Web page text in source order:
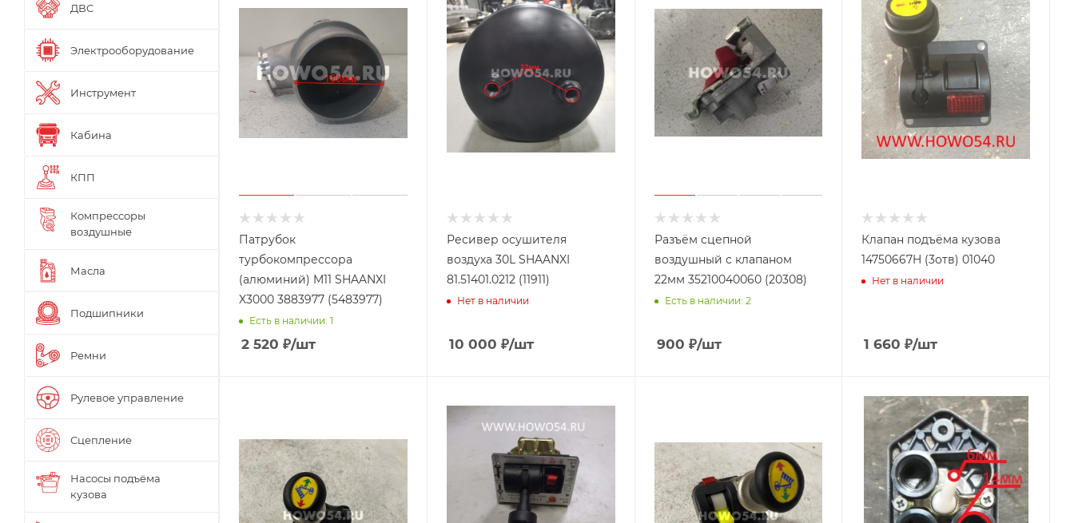
Патрубок
турбокомпрессора
(алюминий) M11 SHAANXI
X3000 3883977 (5483977)
Есть в наличии: 1
2 520 ₽/шт
Ресивер осушителя
воздуха 30L SHAANXI
81.51401.0212 (11911)
Нет в наличии
10 000 ₽/шт
Разъём сцепной
воздушный с клапаном
22мм 35210040060 (20308)
Есть в наличии: 2
900 ₽/шт
Клапан подъёма кузова
14750667H (3отв) 01040
Нет в наличии
1 660 ₽/шт
ДВС
Электрооборудование
Инструмент
Кабина
КПП
Компрессоры
воздушные
Масла
Подшипники
Ремни
Рулевое управление
Сцепление
Насосы подъёма
кузова